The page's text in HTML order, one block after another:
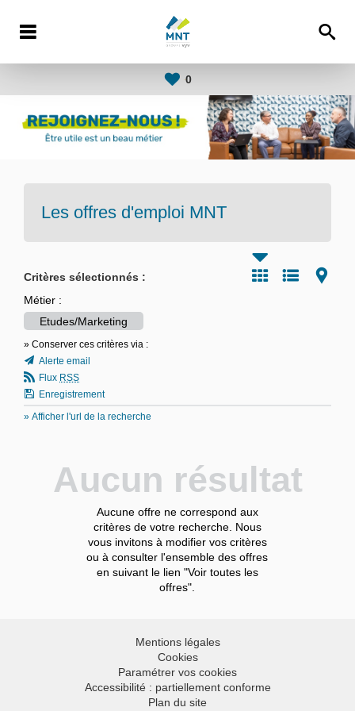
0
Les offres d'emploi MNT
Critères sélectionnés :
Métier :
Etudes/Marketing
» Conserver ces critères via :
Alerte email
Flux RSS
Enregistrement
» Afficher l'url de la recherche
Aucun résultat
Aucune offre ne correspond aux
critères de votre recherche. Nous
vous invitons à modifier vos critères
ou à consulter l'ensemble des offres
en suivant le lien "Voir toutes les
offres".
Mentions légales
Cookies
Paramétrer vos cookies
Accessibilité : partiellement conforme
Plan du site